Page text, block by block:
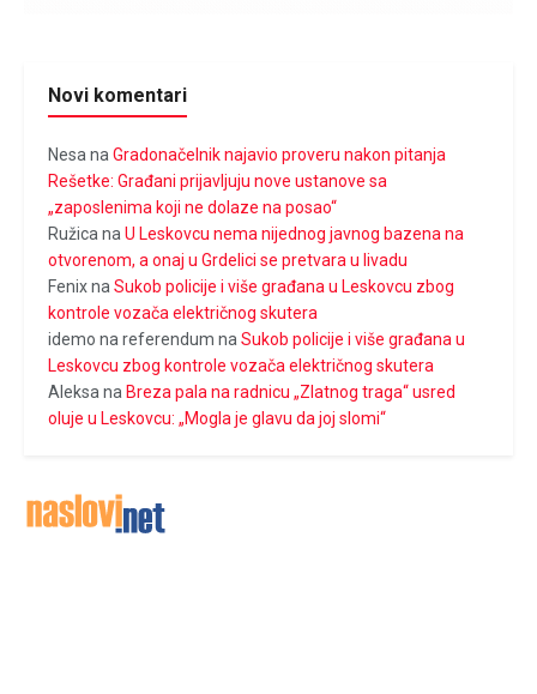
Novi komentari
Nesa na Gradonačelnik najavio proveru nakon pitanja
Rešetke: Građani prijavljuju nove ustanove sa
„zaposlenima koji ne dolaze na posao“
Ružica na U Leskovcu nema nijednog javnog bazena na
otvorenom, a onaj u Grdelici se pretvara u livadu
Fenixna Sukob policije i više građana u Leskovcu zbog
kontrole vozača električnog skutera
idemo na referendum na Sukob policije i više građana u
Leskovcu zbog kontrole vozača električnog skutera
Aleksa na Breza pala na radnicu „Zlatnog traga“ usred
oluje u Leskovcu: „Mogla je glavu da joj slomi“